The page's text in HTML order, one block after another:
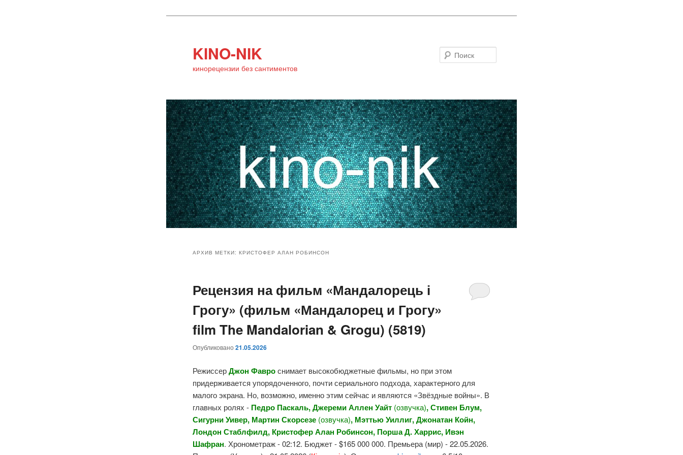
KINO-NIK
кинорецензии без сантиментов
основному
содержимому
дополнительному
содержимому
АРХИВ МЕТКИ:КРИСТОФЕР АЛАН РОБИНСОН
Рецензия на фильм «Мандалорець і
Грогу» (фильм «Мандалорец и Грогу»
film The Mandalorian & Grogu) (5819)
Опубликовано21.05.2026
РежиссерДжон Фавро снимает высокобюджетные фильмы, но при этом
придерживается упорядоченного, почти сериального подхода, характерного для
малого экрана. Но, возможно, именно этим сейчас и являются «Звёздные войны». В
главных ролях - Педро Паскаль, Джереми Аллен Уайт (озвучка), Стивен Блум,
Сигурни Уивер, Мартин Скорсезе (озвучка), Мэттью Уиллиг, Джонатан Койн,
Лондон Стаблфилд, Кристофер Алан Робинсон, Порша Д. Харрис, Ивэн
Шафран. Хронометраж - 02:12. Бюджет - $165 000 000. Премьера (мир) - 22.05.2026.